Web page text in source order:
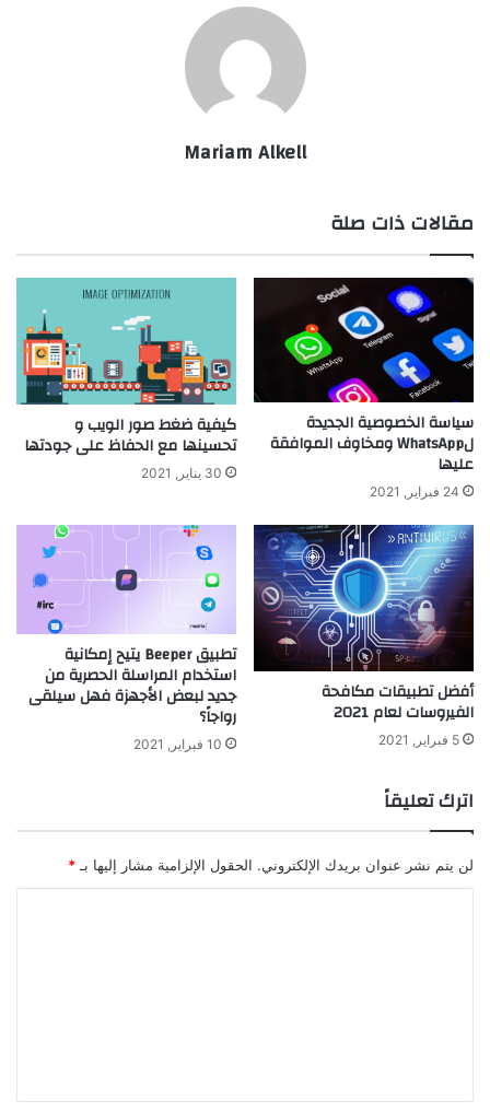
Mariam Alkell
مقالات ذات صلة
سياسة الخصوصية الجديدة
لWhatsApp ومخاوف الموافقة
عليها
24 فبراير, 2021
كيفية ضغط صور الويب و
تحسينها مع الحفاظ على جودتها
30 يناير, 2021
أفضل تطبيقات مكافحة
الفيروسات لعام 2021
5 فبراير, 2021
تطبيق Beeper يتيح إمكانية
استخدام المراسلة الحصرية من
جديد لبعض الأجهزة فهل سيلقى
رواجاً؟
10 فبراير, 2021
اترك تعليقاً
لن يتم نشر عنوان بريدك الإلكتروني. الحقول الإلزامية مشار إليها بـ *
ق